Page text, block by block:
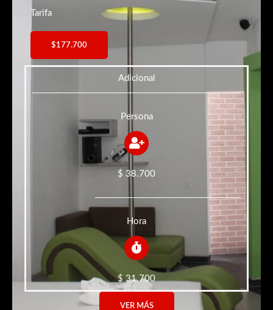
Tarifa
$177.700
Adicional
Persona
$ 38.700
Hora
$ 31.700
VER MÁS